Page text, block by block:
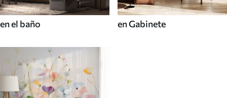
en el baño en Gabinete